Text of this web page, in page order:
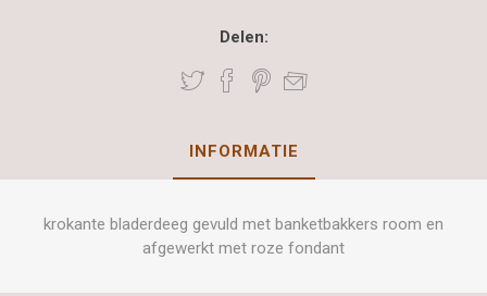
Delen:
INFORMATIE
krokante bladerdeeg gevuld met banketbakkers room en
afgewerkt met roze fondant